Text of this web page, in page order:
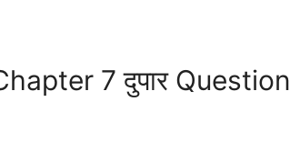
7 दुपार Question